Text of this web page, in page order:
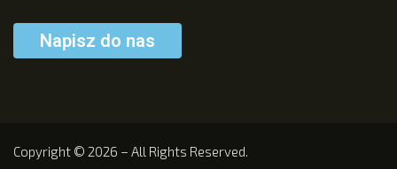
Napisz do nas
Copyright © 2026 – All Rights Reserved.